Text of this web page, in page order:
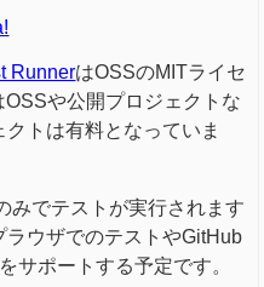
RunnerはOSSのMITライセ
OSSや公開プロジェクトな
トは有料となっていま
みでテストが実行されます
ウザでのテストやGitHub
サポートする予定です。